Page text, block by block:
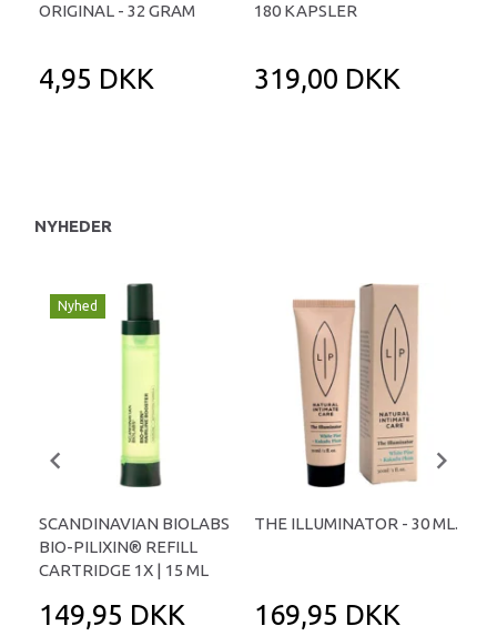
ORIGINAL - 32 GRAM
4,95 DKK
180 KAPSLER
319,00 DKK
NYHEDER
Nyhed
SCANDINAVIAN BIOLABS
BIO-PILIXIN® REFILL
CARTRIDGE 1X | 15 ML
149,95 DKK
THE ILLUMINATOR - 30 ML.
169,95 DKK